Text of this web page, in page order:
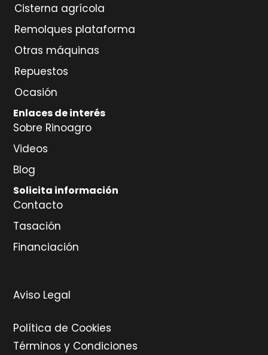
Cisterna agrícola
Remolques plataforma
Otras máquinas
Repuestos
Ocasión
Enlaces de interés
Sobre Rinoagro
Videos
Blog
Solicita información
Contacto
Tasación
Financiación
Aviso Legal
Política de Cookies
Términos y Condiciones